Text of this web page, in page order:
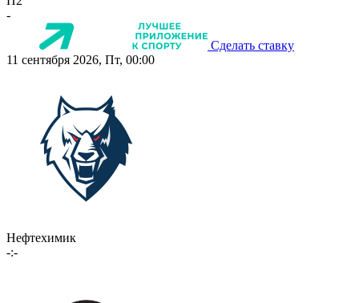
-
Сделать ставку
11 сентября 2026, Пт, 00:00
Нефтехимик
-:-